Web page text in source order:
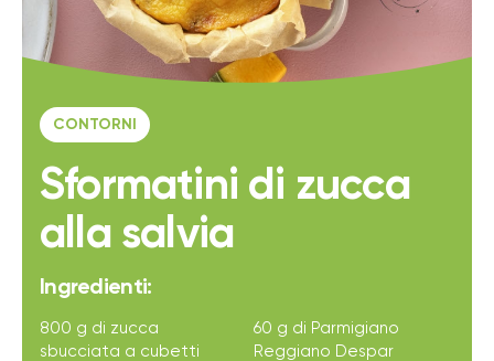
CONTORNI
Sformatini di zucca
alla salvia
Ingredienti:
800 g di zucca
sbucciata a cubetti
60 g di Parmigiano
Reggiano Despar